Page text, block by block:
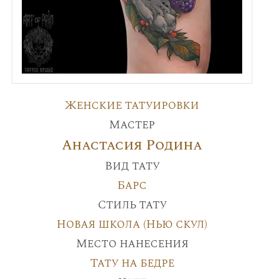
Женские татуировки
Мастер
Анастасия Родина
Вид тату
Барс
Стиль тату
Новая школа (Нью скул)
Место нанесения
Тату на бедре